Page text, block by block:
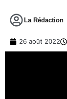
La Rédaction
26 août 2022